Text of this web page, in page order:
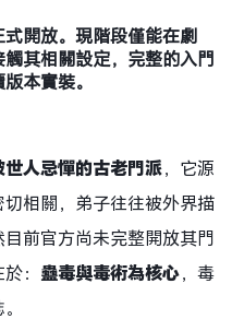
開放。現階段僅能在劇
其相關設定，完整的入門
本實裝。
人忌憚的古老門派，它源
相關，弟子往往被外界描
前官方尚未完整開放其門
： 蠱毒與毒術為核心，毒